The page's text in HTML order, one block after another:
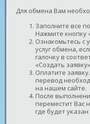
Для обмена Вам
Заполните все
Нажмите кнопку
Ознакомьтесь с
услуг обмена,
галочку в
«Создать
Оплатите
перевод
на нашем сайте.
После
переместит Вас
где будет